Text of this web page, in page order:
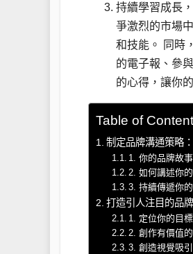
持續學習成長
爭激烈的市場
和技能。 同時
的電子報、參
的心得，讓你
Table of
制定品牌溝通策略
1. 你的品牌故
2. 如何講述你
3. 持續傳遞你
打造引人注目的品
1. 定位你的目
2. 創作有價值
3. 創造視覺吸